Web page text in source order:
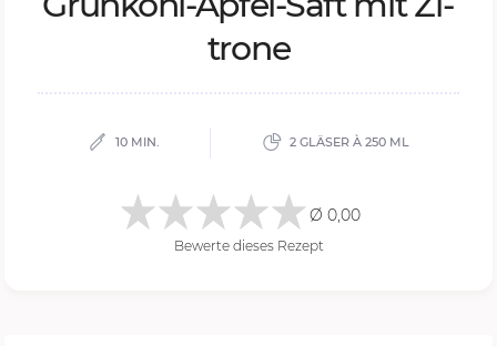
tro­ne
10 MIN. 2 GLÄSER À 250 ML
Ø 0,00
Bewerte dieses Rezept